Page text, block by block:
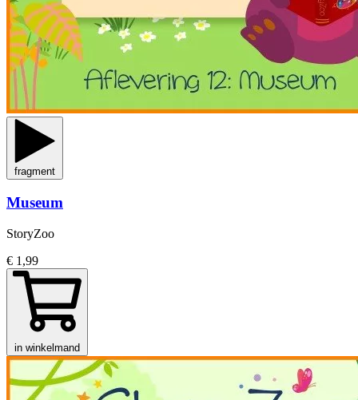
fragment
Museum
StoryZoo
€ 1,99
in winkelmand